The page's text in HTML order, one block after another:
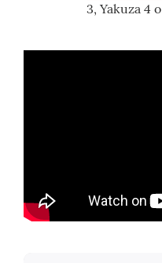
3, Yakuza 4 o